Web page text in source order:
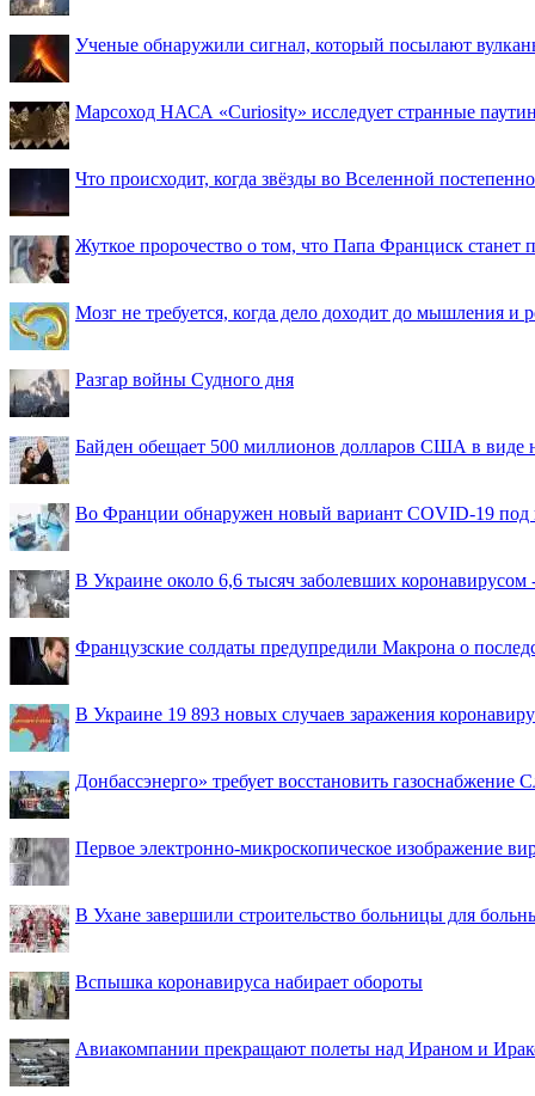
Ученые обнаружили сигнал, который посылают
Марсоход НАСА «Curiosity» исследует странные
Что происходит, когда звёзды во Вселенной
Жуткое пророчество о том, что Папа Франциск
Мозг не требуется, когда дело доходит до мышления и
Разгар войны Судного дня
Байден обещает 500 миллионов долларов США в
Во Франции обнаружен новый вариант COVID-19 под
В Украине около 6,6 тысяч заболевших коронавирусом
Французские солдаты предупредили Макрона о
В Украине 19 893 новых случаев заражения
Донбассэнерго» требует восстановить газоснабжение
Первое электронно-микроскопическое изображение
В Ухане завершили строительство больницы для
Вспышка коронавируса набирает обороты
Авиакомпании прекращают полеты над Ираном и